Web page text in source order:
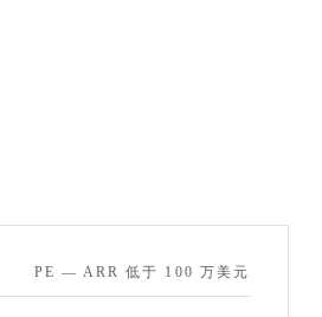
PE — ARR 低于 100 万美元